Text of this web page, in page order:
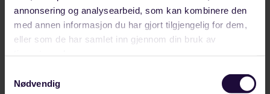
annonsering og analysearbeid, som kan kombinere den
med annen informasjon du har gjort tilgjengelig for dem,
eller som de har samlet inn gjennom din bruk av
Nødvendig
Relaterte artikler